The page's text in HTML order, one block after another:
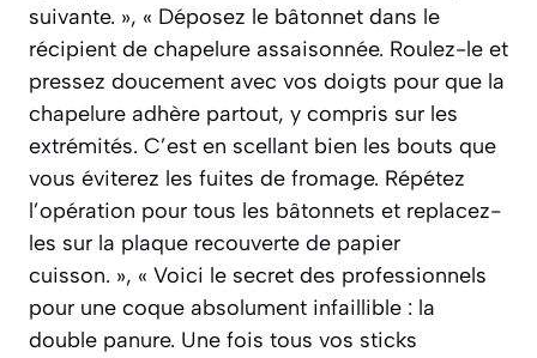
suivante. », « Déposez le bâtonnet dans le
récipient de chapelure assaisonnée. Roulez-le et
pressez doucement avec vos doigts pour que la
chapelure adhère partout, y compris sur les
extrémités. C’est en scellant bien les bouts que
vous éviterez les fuites de fromage. Répétez
l’opération pour tous les bâtonnets et replacez-
les sur la plaque recouverte de papier
cuisson. », « Voici le secret des professionnels
pour une coque absolument infaillible : la
double panure. Une fois tous vos sticks